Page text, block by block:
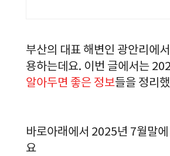
부산의 대표 해변인 광안리에
용하는데요. 이번 글에서는
알아두면 좋은 정보들을 정리
바로아래에서 2025년 7월말
요